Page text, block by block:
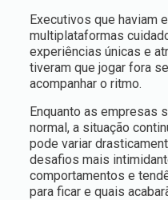
Executivos que haviam
multiplataformas
experiências únicas e
tiveram que jogar fora
acompanhar o ritmo.
Enquanto as empresas
normal, a situação
pode variar
desafios mais
comportamentos e
para ficar e quais